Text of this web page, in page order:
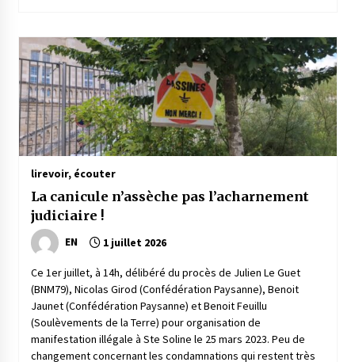
lirevoir, écouter
La canicule n’assèche pas l’acharnement
judiciaire !
EN 1 juillet 2026
Ce 1er juillet, à 14h, délibéré du procès de Julien Le Guet
(BNM79), Nicolas Girod (Confédération Paysanne), Benoit
Jaunet (Confédération Paysanne) et Benoit Feuillu
(Soulèvements de la Terre) pour organisation de
manifestation illégale à Ste Soline le 25 mars 2023. Peu de
changement concernant les condamnations qui restent très